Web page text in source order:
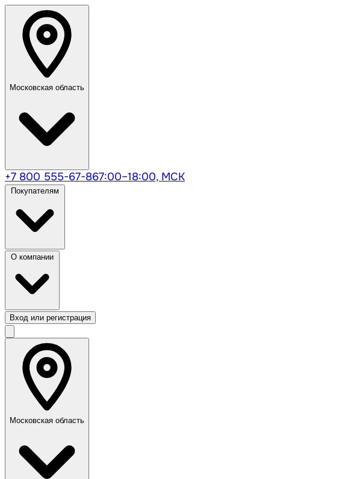
Московская область
+7 800 555-67-867:00–18:00, МСК
Вход или регистрация
Московская область